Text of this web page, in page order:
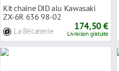
Kit chaîne DID alu Kawasaki
ZX-6R 636 98-02
La Bécanerie 174,50 €
Livraison gratuite